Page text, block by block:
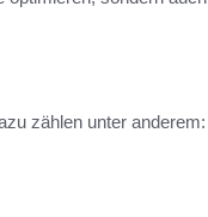
zählen unter anderem: